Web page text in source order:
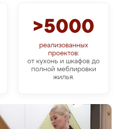
>5000
реализованных
проектов:
от кухонь и шкафов до
полной меблировки
жилья.